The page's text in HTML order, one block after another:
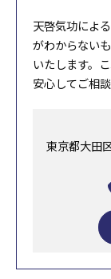
天啓気功によ
がわからない
いたします。
安心してご相
東京都大田